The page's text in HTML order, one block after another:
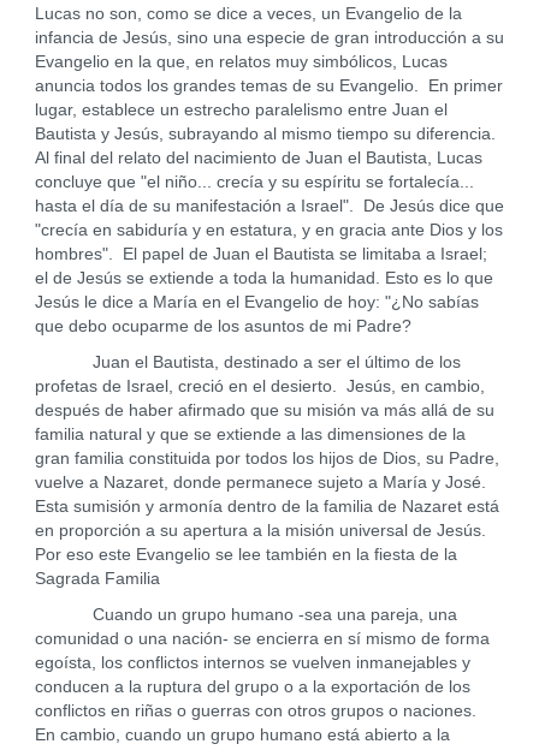
Lucas no son, como se dice a veces, un Evangelio de la
infancia de Jesús, sino una especie de gran introducción a su
Evangelio en la que, en relatos muy simbólicos, Lucas
anuncia todos los grandes temas de su Evangelio. En primer
lugar, establece un estrecho paralelismo entre Juan el
Bautista y Jesús, subrayando al mismo tiempo su diferencia.
Al final del relato del nacimiento de Juan el Bautista, Lucas
concluye que "el niño... crecía y su espíritu se fortalecía...
hasta el día de su manifestación a Israel". De Jesús dice que
"crecía en sabiduría y en estatura, y en gracia ante Dios y los
hombres". El papel de Juan el Bautista se limitaba a Israel;
el de Jesús se extiende a toda la humanidad. Esto es lo que
Jesús le dice a María en el Evangelio de hoy: "¿No sabías
que debo ocuparme de los asuntos de mi Padre?
Juan el Bautista, destinado a ser el último de los
profetas de Israel, creció en el desierto. Jesús, en cambio,
después de haber afirmado que su misión va más allá de su
familia natural y que se extiende a las dimensiones de la
gran familia constituida por todos los hijos de Dios, su Padre,
vuelve a Nazaret, donde permanece sujeto a María y José.
Esta sumisión y armonía dentro de la familia de Nazaret está
en proporción a su apertura a la misión universal de Jesús.
Por eso este Evangelio se lee también en la fiesta de la
Sagrada Familia
Cuando un grupo humano -sea una pareja, una
comunidad o una nación- se encierra en sí mismo de forma
egoísta, los conflictos internos se vuelven inmanejables y
conducen a la ruptura del grupo o a la exportación de los
conflictos en riñas o guerras con otros grupos o naciones.
En cambio, cuando un grupo humano está abierto a la